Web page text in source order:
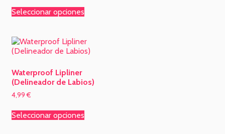
Seleccionar opciones
Waterproof Lipliner
(Delineador de Labios)
4,99€
Seleccionar opciones